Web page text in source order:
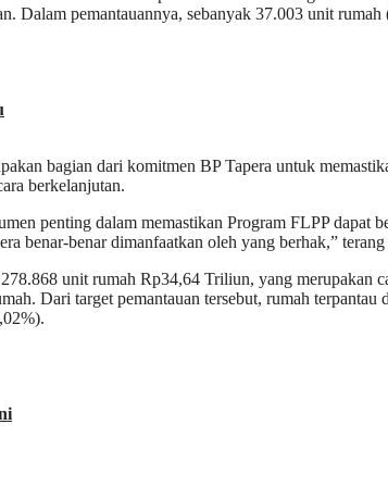
Dalam pemantauannya, sebanyak 37.003 unit
bagian dari komitmen BP Tapera untuk
berkelanjutan.
penting dalam memastikan Program FLPP dapat
benar-benar dimanfaatkan oleh yang berhak,”
unit rumah Rp34,64 Triliun, yang merupakan
Dari target pemantauan tersebut, rumah